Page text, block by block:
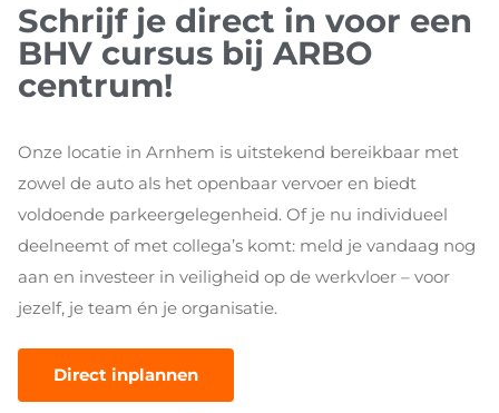
Schrijf je direct in voor een
BHV cursus bij ARBO
centrum!
Onze locatie in Arnhem is uitstekend bereikbaar met
zowel de auto als het openbaar vervoer en biedt
voldoende parkeergelegenheid. Of je nu individueel
deelneemt of met collega’s komt: meld je vandaag nog
aan en investeer in veiligheid op de werkvloer – voor
jezelf, je team én je organisatie.
Direct inplannen